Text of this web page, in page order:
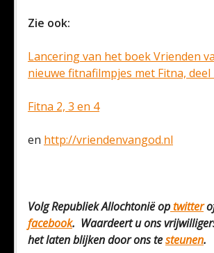
Zie ook:
Lancering van het boek Vrienden
nieuwe fitnafilmpjes met Fitna, deel
Fitna 2, 3 en 4
en http://vriendenvangod.nl
Volg Republiek Allochtonië optwitter
facebook. Waardeert u ons
het laten blijken door ons testeunen.